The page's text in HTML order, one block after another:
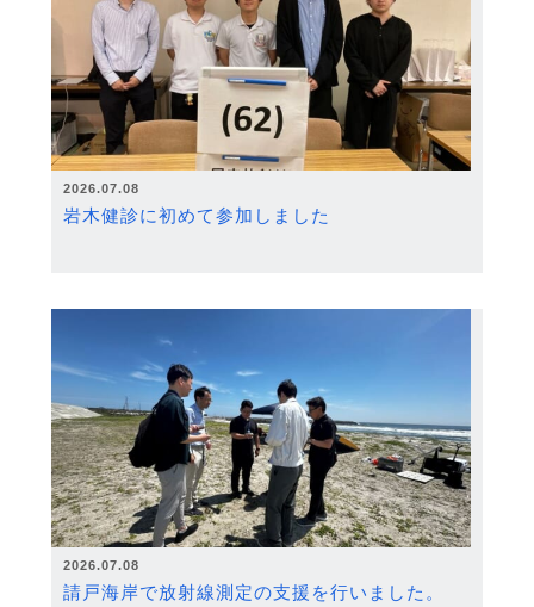
2026.07.08
岩木健診に初めて参加しました
2026.07.08
請戸海岸で放射線測定の支援を行いました。